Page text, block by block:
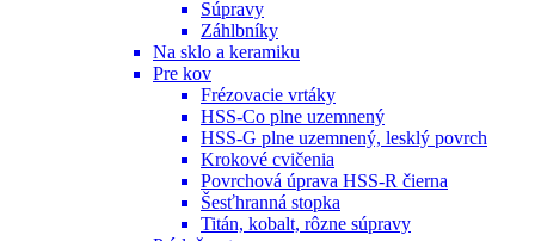
Súpravy
Záhlbníky
Na sklo a keramiku
Pre kov
Frézovacie vrtáky
HSS-Co plne uzemnený
HSS-G plne uzemnený, lesklý povrch
Krokové cvičenia
Povrchová úprava HSS-R čierna
Šesťhranná stopka
Titán, kobalt, rôzne súpravy